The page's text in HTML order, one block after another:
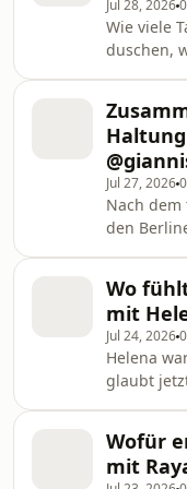
euch
Jul 28, 2026
Wie viele
duschen,
oder
Haushalt
App hat
ruiniert,
angehen?
weirde
habt
Jul 27, 2026
Nach
den
Freiheit
wollten,
Entsetzen.
Gianni
diese Tat
wichtiger
Wo
mit
Jul 24, 2026
Helena
glaubt
und
will sie
Wofür
mit